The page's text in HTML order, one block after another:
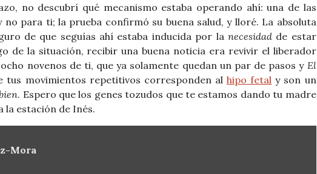
no descubrí qué mecanismo estaba operando ahí: una de las
para ti; la prueba confirmó su buena salud, y lloré. La absoluta
de que seguías ahí estaba inducida por la necesidadde estar
de la situación, recibir una buena noticia era revivir el liberador
novenos de ti, que ya solamente quedan un par de pasos y El
tus movimientos repetitivos corresponden alhipo fetal y son un
. Espero que los genes tozudos que te estamos dando tu madre
la estación de Inés.
Mora